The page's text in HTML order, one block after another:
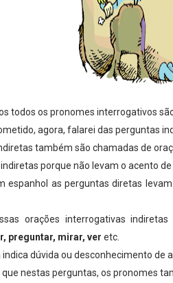
todos os pronomes interrogativos
agora, falarei das perguntas
também são chamadas de
porque não levam o acento de
espanhol as perguntas diretas
orações interrogativas
preguntar, mirar, ver etc.
dúvida ou desconhecimento de
nestas perguntas, os pronomes